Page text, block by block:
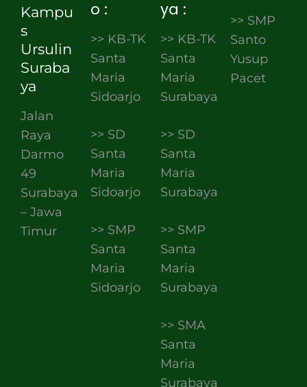
Kampu
s
Ursulin
Suraba
ya
Jalan
Raya
Darmo
49
Surabaya
– Jawa
Timur
o :
>> KB-TK
Santa
Maria
Sidoarjo
>> SD
Santa
Maria
Sidoarjo
>> SMP
Santa
Maria
Sidoarjo
ya :
>> KB-TK
Santa
Maria
Surabaya
>> SD
Santa
Maria
Surabaya
>> SMP
Santa
Maria
Surabaya
>> SMA
Santa
Maria
Surabaya
>> SMP
Santo
Yusup
Pacet